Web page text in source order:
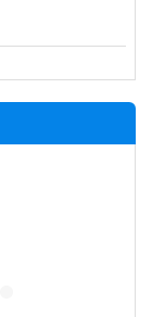
sát J2988
M666